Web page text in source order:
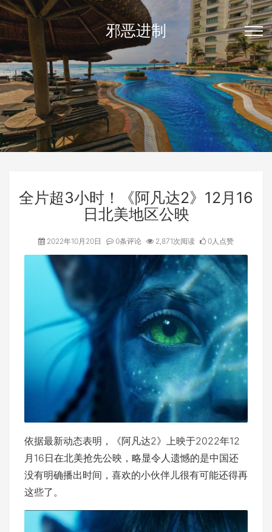
邪恶进制
全片超3小时！《阿凡达2》12月16
日北美地区公映
2022年10月20日 0条评论 2,871次阅读 0人点赞
依据最新动态表明，《阿凡达2》上映于2022年12
月16日在北美抢先公映，略显令人遗憾的是中国还
没有明确播出时间，喜欢的小伙伴儿很有可能还得再
这些了。